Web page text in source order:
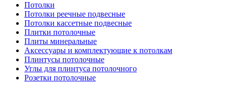
Потолки
Потолки реечные подвесные
Потолки кассетные подвесные
Плитки потолочные
Плиты минеральные
Аксессуары и комплектующие к потолкам
Плинтусы потолочные
Углы для плинтуса потолочного
Розетки потолочные